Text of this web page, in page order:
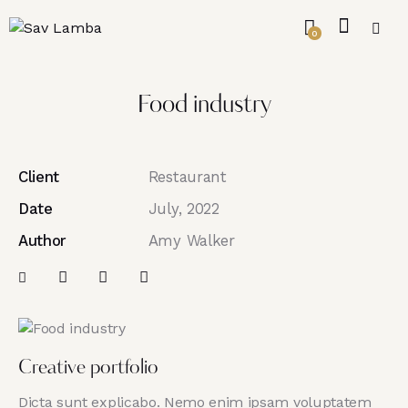
0
Food industry
Client
Restaurant
Date
July, 2022
Author
Amy Walker
Creative portfolio
Dicta sunt explicabo. Nemo enim ipsam voluptatem